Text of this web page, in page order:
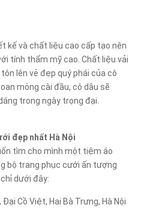
kế và chất liệu cao cấp tạo nên
tính thẩm mỹ cao. Chất liệu vải
lên vẻ đẹp quý phái của cô
mỏng cài đầu, cô dâu sẽ
trong ngày trọng đại.
đẹp nhất Hà Nội
tìm cho mình một tiệm áo
bộ trang phục cưới ấn tượng
dưới đây:
Đại Cồ Việt, Hai Bà Trưng, Hà Nội